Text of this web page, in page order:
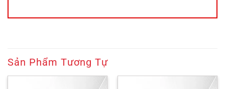
Sản Phẩm Tương Tự